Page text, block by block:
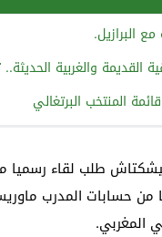
البرازيل.
القديمة والغربية
المنتخب البرتغالي
بيشكتاش طلب لقاء
المغربي.